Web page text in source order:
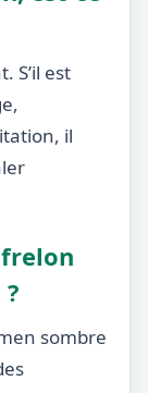
S’il est
il
sombre